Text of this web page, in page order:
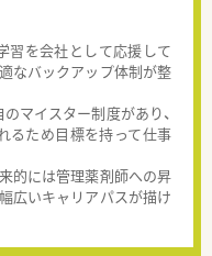
を会社として応援して
なバックアップ体制が整
マイスター制度があり、
るため目標を持って仕事
的には管理薬剤師への昇
広いキャリアパスが描け